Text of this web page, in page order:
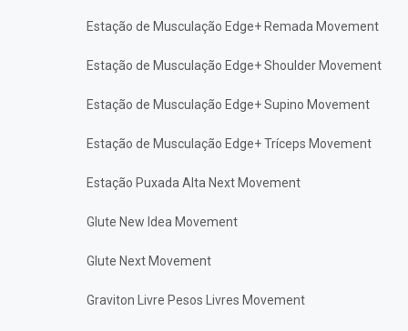
Estação de Musculação Edge+ Remada Movement
Estação de Musculação Edge+ Shoulder Movement
Estação de Musculação Edge+ Supino Movement
Estação de Musculação Edge+ Tríceps Movement
Estação Puxada Alta Next Movement
Glute New Idea Movement
Glute Next Movement
Graviton Livre Pesos Livres Movement